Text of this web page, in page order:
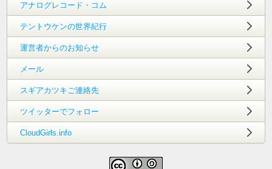
アナログレコード・コム
テントウケンの世界紀行
運営者からのお知らせ
メール
スギアカツキご連絡先
ツイッターでフォロー
CloudGirls.info